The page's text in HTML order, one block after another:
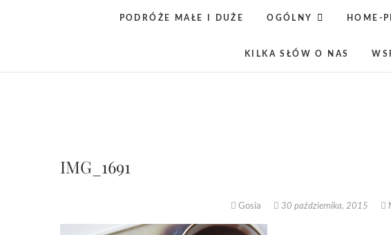
PODRÓŻE MAŁE I DUŻE OGÓLNY HOME-
KILKA SŁÓW O NAS
IMG_1691
Gosia 30 października, 2015